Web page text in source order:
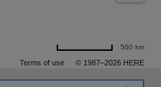
Terms of use © 1987–2026 HERE
500 km